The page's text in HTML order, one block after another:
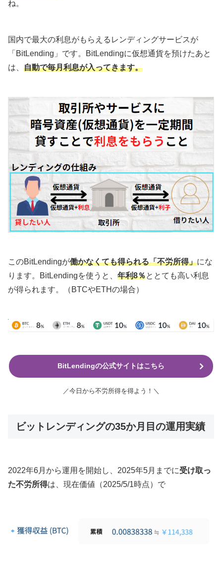
ね。
国内で最大の利息がもらえるレンディングサービスが
「BitLending」です。BitLendingに仮想通貨を預けたあと
は、 自動で毎月利息が入ってきます。
このBitLendingが働かなくても得られる「不労所得」にな
ります。BitLendingを使うと、 年利8％ととても高い利息
が得られます。（BTCやETHの場合）
BitLendingの公式サイトはこちら
／今日から不労所得を得よう！＼
ビットレンディングの35か月目の運用実績
2022年6月から運用を開始し、2025年5月までに受け取っ
た不労所得は、現在価値（2025/5/1時点）で